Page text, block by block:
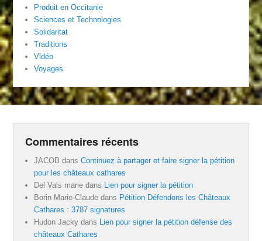
Produit en Occitanie
Sciences et Technologies
Solidaritat
Traditions
Vidéo
Voyages
Commentaires récents
JACOB dansContinuez à partager et faire signer la pétition
pour les châteaux cathares
Del Vals marie dans
Lien pour signer la pétition
Borin Marie-Claude dans Pétition Défendons les Châteaux
Cathares : 3787 signatures
Hudon Jacky dans
Lien pour signer la pétition défense des
châteaux Cathares